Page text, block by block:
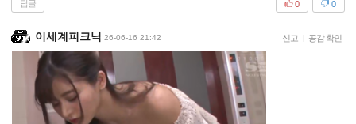
답글 0
0
이세계피크닉 26-06-16 21:42 신고 | 공감 확인